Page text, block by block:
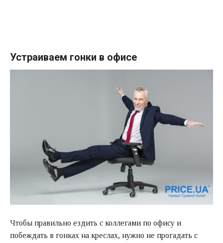
Устраиваем гонки в офисе
Чтобы правильно ездить с коллегами по офису и
побеждать в гонках на креслах, нужно не прогадать с